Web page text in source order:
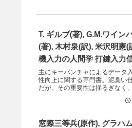
T. ギルブ(著), G.M.ワイン
(著), 木村泉(訳), 米沢明憲(
機入力の人間学 打鍵入力
法
主にキーパンチャによるデータ
性向上に関する専門書。泥臭い
だが、その重要性は揺るぎなく
ならないだろう。原著は1977年
たものであり、パンチカードに
など今で...
窓際三等兵(原作), グラハ